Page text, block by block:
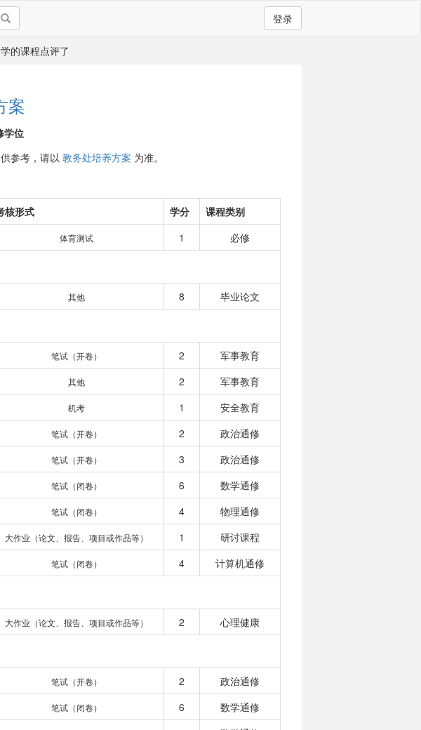
登录
的课程点评了
案
学位
参考，请以 教务处培养方案 为准。
核形式 学分
课程类别
体育测试 1 必修
其他 8 毕业论文
笔试（开卷） 2
军事教育
其他 2
军事教育
机考 1
安全教育
笔试（开卷） 2
政治通修
笔试（开卷） 3
政治通修
笔试（闭卷） 6
数学通修
笔试（闭卷） 4
物理通修
大作业（论文、报告、项目或作品等） 1
研讨课程
笔试（闭卷） 4 计算机通修
大作业（论文、报告、项目或作品等） 2 心理健康
笔试（开卷） 2
政治通修
笔试（闭卷） 6
数学通修